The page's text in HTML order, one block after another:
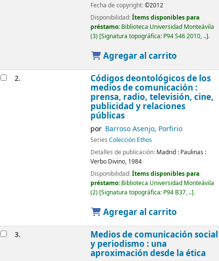
Fecha de copyright:©2012
Disponibilidad:Ítems disponibles para
préstamo: Biblioteca Universidad Monteávila
(3) Signatura topográfica: P94 S46 2010, .. .
Agregar al carrito
2. Códigos deontológicos de los
medios de comunicación :
prensa, radio, televisión, cine,
publicidad y relaciones
públicas
por Barroso Asenjo, Porfirio
Series Colección Ethos
Detalles de publicación: Madrid : Paulinas :
Verbo Divino, 1984
Disponibilidad:Ítems disponibles para
préstamo: Biblioteca Universidad Monteávila
(2) Signatura topográfica: P94 B37, .. .
Agregar al carrito
3. Medios de comunicación social
y periodismo : una
aproximación desde la ética